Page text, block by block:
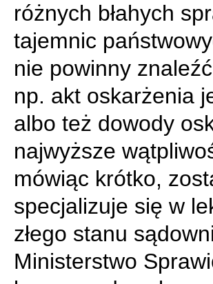
różnych błahych
tajemnic
nie powinny
np. akt oskarżenia
albo też dowody
najwyższe
mówiąc krótko,
specjalizuje się w
złego stanu
Ministerstwo